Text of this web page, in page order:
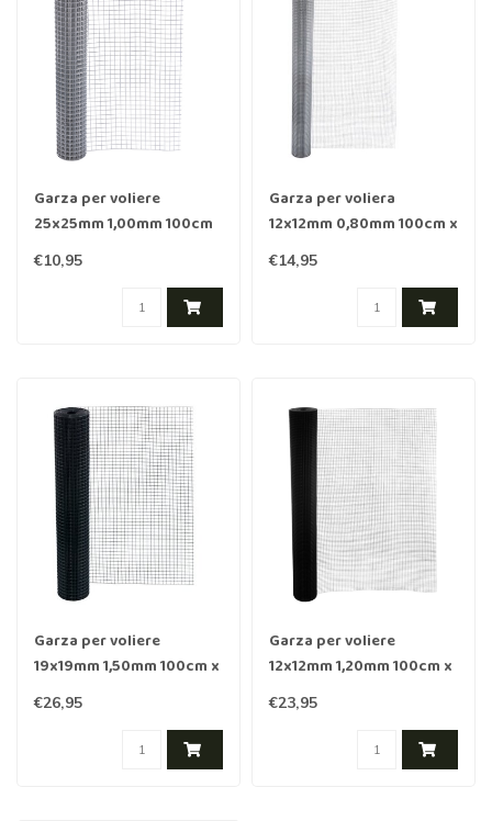
Garza per voliere
25x25mm 1,00mm 100cm
x 1m acciaio inox
€10,95
Garza per voliera
12x12mm 0,80mm 100cm x
1m acciaio inox
€14,95
Garza per voliere
19x19mm 1,50mm 100cm x
1m Acciaio inossidabile
rivestito in Nero
€26,95
Garza per voliere
12x12mm 1,20mm 100cm x
1m Acciaio inossidabile
rivestito in Nero
€23,95